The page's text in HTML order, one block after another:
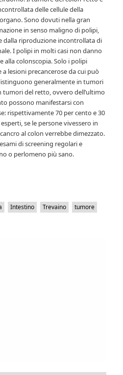
delle cellule della
Sono dovuti nella gran
in senso maligno di polipi,
dalla riproduzione incontrollata di
I polipi in molti casi non danno
alla colonscopia. Solo i polipi
lesioni precancerose da cui può
generalmente in tumori
tumori del retto, ovvero dell’ultimo
possono manifestarsi con
rispettivamente 70 per cento e 30
se le persone vivessero in
al colon verrebbe dimezzato.
di screening regolari e
o perlomeno più sano.
Intestino Trevaino tumore